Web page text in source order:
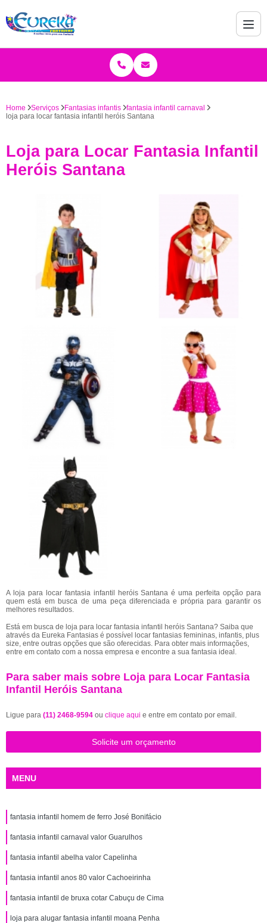
Home Serviços Fantasias infantis
fantasia infantil carnaval
loja para locar fantasia infantil heróis Santana
Loja para Locar Fantasia Infantil
Heróis Santana
A loja para locar fantasia infantil heróis Santana é uma perfeita opção para
quem está em busca de uma peça diferenciada e própria para garantir os
melhores resultados.
Está em busca de loja para locar fantasia infantil heróis Santana? Saiba que
através da Eureka Fantasias é possível locar fantasias femininas, infantis, plus
size, entre outras opções que são oferecidas. Para obter mais informações,
entre em contato com a nossa empresa e encontre a sua fantasia ideal.
Para saber mais sobre Loja para Locar Fantasia
Infantil Heróis Santana
Ligue para (11) 2468-9594 ou clique aqui e entre em contato por email.
Solicite um orçamento
MENU
fantasia infantil homem de ferro José Bonifácio
fantasia infantil carnaval valor Guarulhos
fantasia infantil abelha valor Capelinha
fantasia infantil anos 80 valor Cachoeirinha
fantasia infantil de bruxa cotar Cabuçu de Cima
loja para alugar fantasia infantil moana Penha